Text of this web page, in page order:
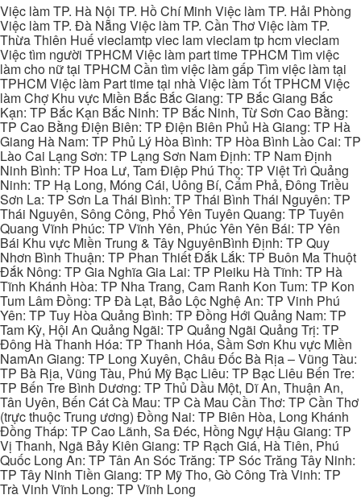
Việc làm TP. Hà Nội TP. Hồ Chí Minh Việc làm TP. Hải Phòng
Việc làm TP. Đà Nẵng Việc làm TP. Cần Thơ Việc làm TP.
Thừa Thiên Huế vieclamtp viec lam vieclam tp hcm vieclam
Việc tìm người TPHCM Việc làm part time TPHCM Tìm việc
làm cho nữ tại TPHCM Cần tìm việc làm gấp Tìm việc làm tại
TPHCM Việc làm Part time tại nhà Việc làm Tốt TPHCM Việc
làm Chợ Khu vực Miền Bắc Bắc Giang: TP Bắc Giang Bắc
Kạn: TP Bắc Kạn Bắc Ninh: TP Bắc Ninh, Từ Sơn Cao Bằng:
TP Cao Bằng Điện Biên: TP Điện Biên Phủ Hà Giang: TP Hà
Giang Hà Nam: TP Phủ Lý Hòa Bình: TP Hòa Bình Lào Cai: TP
Lào Cai Lạng Sơn: TP Lạng Sơn Nam Định: TP Nam Định
Ninh Bình: TP Hoa Lư, Tam Điệp Phú Thọ: TP Việt Trì Quảng
Ninh: TP Hạ Long, Móng Cái, Uông Bí, Cẩm Phả, Đông Triều
Sơn La: TP Sơn La Thái Bình: TP Thái Bình Thái Nguyên: TP
Thái Nguyên, Sông Công, Phổ Yên Tuyên Quang: TP Tuyên
Quang Vĩnh Phúc: TP Vĩnh Yên, Phúc Yên Yên Bái: TP Yên
Bái Khu vực Miền Trung & Tây NguyênBình Định: TP Quy
Nhơn Bình Thuận: TP Phan Thiết Đắk Lắk: TP Buôn Ma Thuột
Đắk Nông: TP Gia Nghĩa Gia Lai: TP Pleiku Hà Tĩnh: TP Hà
Tĩnh Khánh Hòa: TP Nha Trang, Cam Ranh Kon Tum: TP Kon
Tum Lâm Đồng: TP Đà Lạt, Bảo Lộc Nghệ An: TP Vinh Phú
Yên: TP Tuy Hòa Quảng Bình: TP Đồng Hới Quảng Nam: TP
Tam Kỳ, Hội An Quảng Ngãi: TP Quảng Ngãi Quảng Trị: TP
Đông Hà Thanh Hóa: TP Thanh Hóa, Sầm Sơn Khu vực Miền
NamAn Giang: TP Long Xuyên, Châu Đốc Bà Rịa – Vũng Tàu:
TP Bà Rịa, Vũng Tàu, Phú Mỹ Bạc Liêu: TP Bạc Liêu Bến Tre:
TP Bến Tre Bình Dương: TP Thủ Dầu Một, Dĩ An, Thuận An,
Tân Uyên, Bến Cát Cà Mau: TP Cà Mau Cần Thơ: TP Cần Thơ
(trực thuộc Trung ương) Đồng Nai: TP Biên Hòa, Long Khánh
Đồng Tháp: TP Cao Lãnh, Sa Đéc, Hồng Ngự Hậu Giang: TP
Vị Thanh, Ngã Bảy Kiên Giang: TP Rạch Giá, Hà Tiên, Phú
Quốc Long An: TP Tân An Sóc Trăng: TP Sóc Trăng Tây Ninh:
TP Tây Ninh Tiền Giang: TP Mỹ Tho, Gò Công Trà Vinh: TP
Trà Vinh Vĩnh Long: TP Vĩnh Long